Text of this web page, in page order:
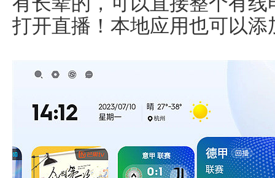
打开直播！本地应用也可以添